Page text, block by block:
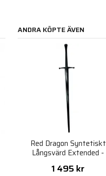
ANDRA KÖPTE ÄVEN
Red Dragon Syntetiskt
Långsvärd Extended -
Svart
1 495 kr